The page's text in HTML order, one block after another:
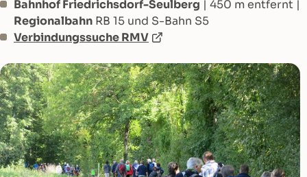
Bahnhof Friedrichsdorf-Seulberg | 450 m entfernt |
Regionalbahn RB 15 und S-Bahn S5
Verbindungssuche RMV